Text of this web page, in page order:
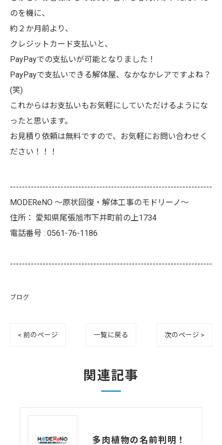
のを機に、
約２か月前より、
クレジットカード支払いと、
PayPayでの支払いが可能となりました！
PayPayで支払いできる解体屋、なかなかレアですよね？
(笑)
これからはお支払いもお気軽にしていただけるようにな
ったと思います。
お見積り依頼は無料ですので、お気軽にお問い合わせく
ださい！！！
--------------------------------------------------------------------
MODEReNO ～原状回復・解体工事のモドリーノ～
住所： 愛知県尾張旭市下井町前の上1734
電話番号 : 0561-76-1186
--------------------------------------------------------------------
ブログ
< 前のページ 一覧に戻る 次のページ >
関連記事
多肉植物の名前判明！